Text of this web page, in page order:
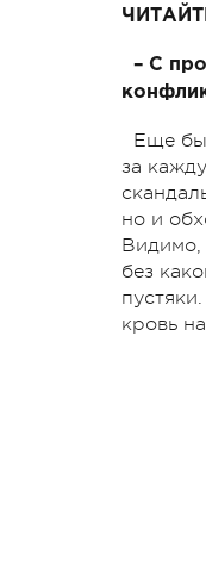
– С
Еще
за
но и
Видимо,
без
кровь